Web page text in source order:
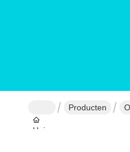
Huis
Producten